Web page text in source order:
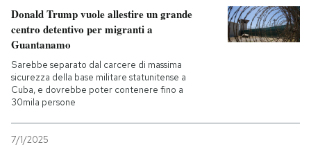
Economia
Sport
Altrecose
Mondiali calcio 2026
PODCAST
NEWSLETTER
Donald Trump vuole allestire un grande
centro detentivo per migranti a
Guantanamo
Sarebbe separato dal carcere di massima
sicurezza della base militare statunitense a
Cuba, e dovrebbe poter contenere fino a
30mila persone
7/1/2025